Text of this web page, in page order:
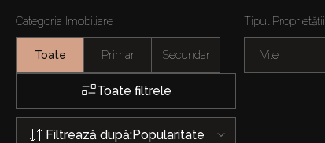
Categoria Imobiliare
Toate Primar Secundar
Tipul Proprietății
Vile
Toate filtrele
Filtrează după:Popularitate